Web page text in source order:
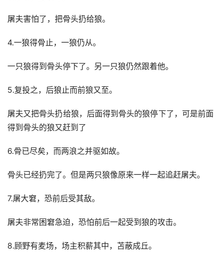
屠夫害怕了，把骨头扔给狼。
4.一狼得骨止，一狼仍从。
一只狼得到骨头停下了。另一只狼仍然跟着他。
5.复投之，后狼止而前狼又至。
屠夫又把骨头扔给狼，后面得到骨头的狼停下了，可是前面
得到骨头的狼又赶到了
6.骨已尽矣，而两浪之并驱如故。
骨头已经扔完了。但是两只狼像原来一样一起追赶屠夫。
7.屠大窘，恐前后受其敌。
屠夫非常困窘急迫，恐怕前后一起受到狼的攻击。
8.顾野有麦场，场主积薪其中，苫蔽成丘。